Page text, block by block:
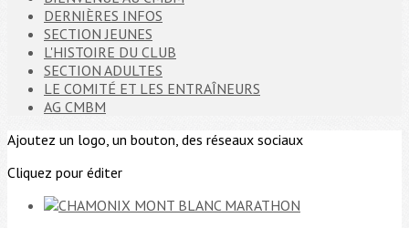
DERNIÈRES INFOS
SECTION JEUNES
L'HISTOIRE DU CLUB
SECTION ADULTES
LE COMITÉ ET LES ENTRAÎNEURS
AG CMBM
Ajoutez un logo, un bouton, des réseaux sociaux
Cliquez pour éditer